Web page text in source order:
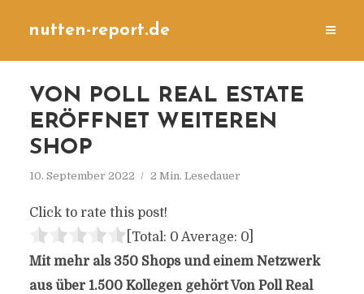
nutten-report.de
VON POLL REAL ESTATE
ERÖFFNET WEITEREN
SHOP
10. September 2022 2 Min. Lesedauer
Click to rate this post!
[Total: 0 Average: 0]
Mit mehr als 350 Shops und einem Netzwerk
aus über 1.500 Kollegen gehört Von Poll Real